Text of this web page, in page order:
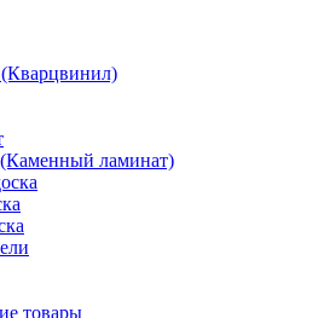
ламинат)
товары